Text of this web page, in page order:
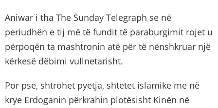
Aniwar i tha The Sunday Telegraph se në
periudhën e tij më të fundit të paraburgimit rojet u
përpoqën ta mashtronin atë për të nënshkruar një
kërkesë dëbimi vullnetarisht.
Por pse, shtrohet pyetja, shtetet islamike me në
krye Erdoganin përkrahin plotësisht Kinën në